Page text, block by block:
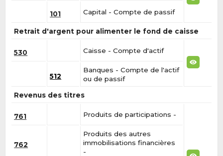
101 Capital - Compte de passif
Retrait d'argent pour alimenter le fond de caisse
530 Caisse - Compte d'actif
512
Banques - Compte de l'actif
ou de passif
Revenus des titres
761 Produits de participations -
762
Produits des autres
immobilisations financières
-